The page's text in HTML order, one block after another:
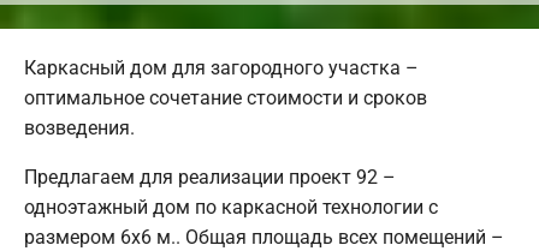
Каркасный дом для загородного участка –
оптимальное сочетание стоимости и сроков
возведения.
Предлагаем для реализации проект 92 –
одноэтажный дом по каркасной технологии с
размером 6х6 м.. Общая площадь всех помещений –